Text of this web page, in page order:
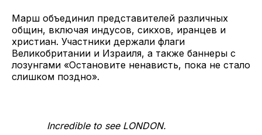
Марш объединил представителей различных
общин, включая индусов, сикхов, иранцев и
христиан. Участники держали флаги
Великобритании и Израиля, а также баннеры с
лозунгами «Остановите ненависть, пока не стало
слишком поздно».
Incredible to see LONDON.